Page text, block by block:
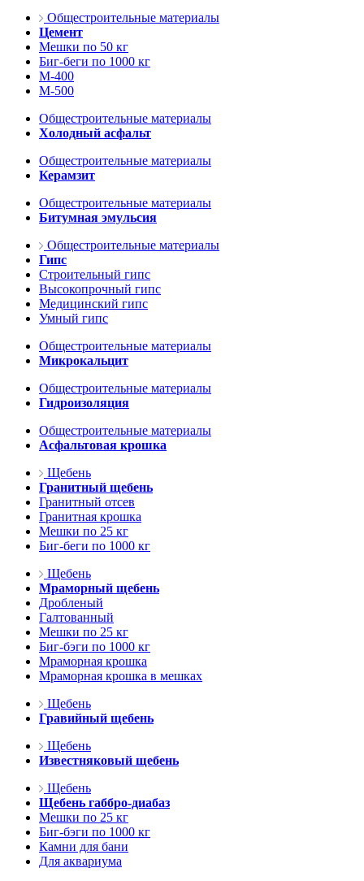
Общестроительные материалы
Цемент
Мешки по 50 кг
Биг-беги по 1000 кг
М-400
М-500
Общестроительные материалы
Холодный асфальт
Общестроительные материалы
Керамзит
Общестроительные материалы
Битумная эмульсия
Общестроительные материалы
Гипс
Строительный гипс
Высокопрочный гипс
Медицинский гипс
Умный гипс
Общестроительные материалы
Микрокальцит
Общестроительные материалы
Гидроизоляция
Общестроительные материалы
Асфальтовая крошка
Щебень
Гранитный щебень
Гранитный отсев
Гранитная крошка
Мешки по 25 кг
Биг-беги по 1000 кг
Щебень
Мраморный щебень
Дробленый
Галтованный
Мешки по 25 кг
Биг-бэги по 1000 кг
Мраморная крошка
Мраморная крошка в мешках
Щебень
Гравийный щебень
Щебень
Известняковый щебень
Щебень
Щебень габбро-диабаз
Мешки по 25 кг
Биг-бэги по 1000 кг
Камни для бани
Для аквариума